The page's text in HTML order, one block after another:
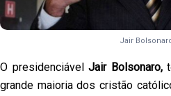
Jair
O presidenciável Jair Bolsonaro,
grande maioria dos cristão